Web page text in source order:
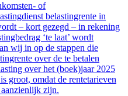
of
belastingrente in
– kort gezegd – in rekening
‘te laat’ wordt
wij in op de stappen die
over de te betalen
over het (boek)jaar 2025
groot, omdat de rentetarieven
zijn.